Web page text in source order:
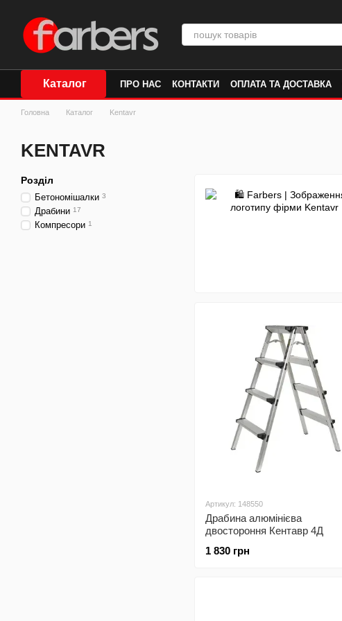
Каталог ПРО НАС КОНТАКТИ ОПЛАТА ТА ДОСТАВКА
Головна Каталог Kentavr
KENTAVR
Артикул: 148550
Драбина алюмінієва
двостороння Кентавр 4Д
1 830 грн
Розділ
Бетономішалки 3
Драбини 17
Компресори 1